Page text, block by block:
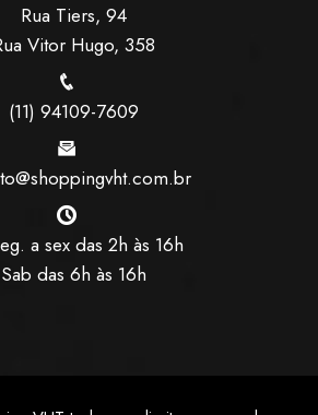
Rua Tiers, 94
Vitor Hugo, 358
(11) 94109-7609
a sex das 2h às 16h
Sab das 6h às 16h